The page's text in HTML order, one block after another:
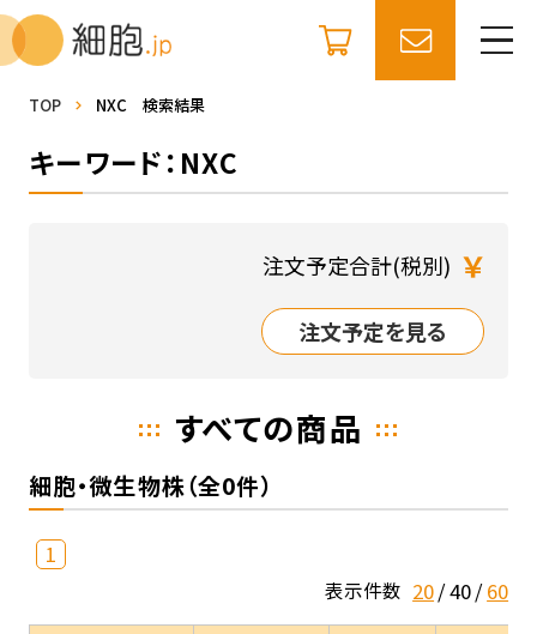
TOP NXC 検索結果
キーワード：NXC
注文予定合計(税別) ￥
注文予定を見る
すべての商品
細胞・微生物株（全0件）
1
表示件数 20 40 60